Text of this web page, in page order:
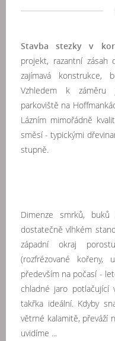
Stavba stezky v
projekt, razantní zásah
zajímavá
Vzhledem k
parkoviště na
Lázním mimořádně
směsí - typickými
stupně.
Dimenze smrků,
dostatečně vlhkém
západní okraj
(rozfrézované kořeny,
především na počasí -
chladné jaro potlačující
takřka ideální. Kdyby
větrné kalamitě, převáží
uvidíme ...